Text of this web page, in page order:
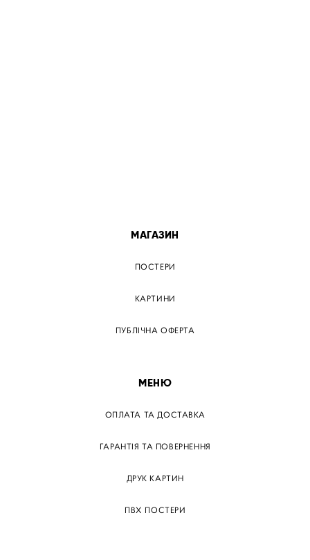
МАГАЗИН
ПОСТЕРИ
КАРТИНИ
ПУБЛІЧНА ОФЕРТА
МЕНЮ
ОПЛАТА ТА ДОСТАВКА
ГАРАНТІЯ ТА ПОВЕРНЕННЯ
ДРУК КАРТИН
ПВХ ПОСТЕРИ